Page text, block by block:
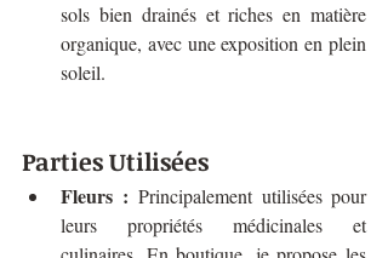
sols bien drainés et riches en matière
organique, avec une exposition en plein
soleil.
Parties Utilisées
Fleurs : Principalement utilisées pour
leurs propriétés médicinales et